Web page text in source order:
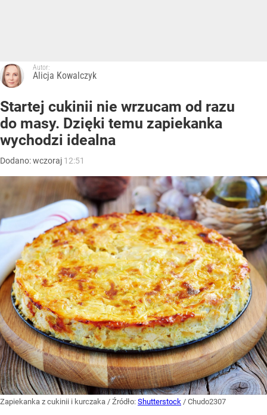
Autor:
Alicja Kowalczyk
Startej cukinii nie wrzucam od razu
do masy. Dzięki temu zapiekanka
wychodzi idealna
Dodano:wczoraj 12:51
Zapiekanka z cukinii i kurczaka / Źródło: Shutterstock / Chudo2307